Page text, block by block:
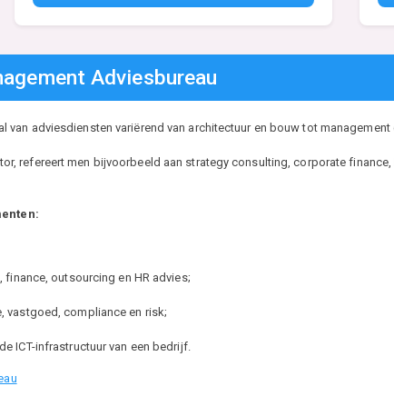
Adviesbureau
adviesdiensten variërend van architectuur en bouw tot management
refereert men bijvoorbeeld aan strategy consulting, corporate
outsourcing en HR advies;
vastgoed, compliance en risk;
ICT-infrastructuur van een bedrijf.